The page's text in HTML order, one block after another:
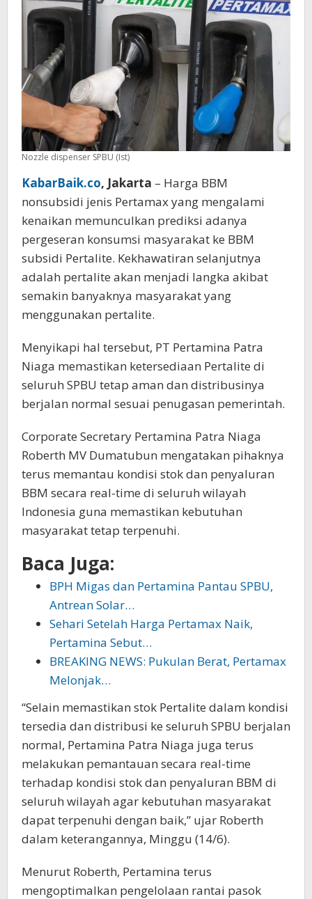
Nozzle dispenser SPBU (Ist)
KabarBaik.co, Jakarta – Harga BBM
nonsubsidi jenis Pertamax yang mengalami
kenaikan memunculkan prediksi adanya
pergeseran konsumsi masyarakat ke BBM
subsidi Pertalite. Kekhawatiran selanjutnya
adalah pertalite akan menjadi langka akibat
semakin banyaknya masyarakat yang
menggunakan pertalite.
Menyikapi hal tersebut, PT Pertamina Patra
Niaga memastikan ketersediaan Pertalite di
seluruh SPBU tetap aman dan distribusinya
berjalan normal sesuai penugasan pemerintah.
Corporate Secretary Pertamina Patra Niaga
Roberth MV Dumatubun mengatakan pihaknya
terus memantau kondisi stok dan penyaluran
BBM secara real-time di seluruh wilayah
Indonesia guna memastikan kebutuhan
masyarakat tetap terpenuhi.
Baca Juga:
BPH Migas dan Pertamina Pantau SPBU,
Antrean Solar…
Sehari Setelah Harga Pertamax Naik,
Pertamina Sebut…
BREAKING NEWS: Pukulan Berat, Pertamax
Melonjak…
“Selain memastikan stok Pertalite dalam kondisi
tersedia dan distribusi ke seluruh SPBU berjalan
normal, Pertamina Patra Niaga juga terus
melakukan pemantauan secara real-time
terhadap kondisi stok dan penyaluran BBM di
seluruh wilayah agar kebutuhan masyarakat
dapat terpenuhi dengan baik,” ujar Roberth
dalam keterangannya, Minggu (14/6).
Menurut Roberth, Pertamina terus
mengoptimalkan pengelolaan rantai pasok